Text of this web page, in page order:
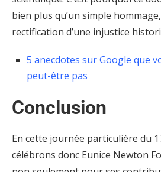
bien plus qu’un simple
rectification d’une injustice
5 anecdotes sur Google que
peut-être pas
Conclusion
En cette journée particulière du
célébrons donc Eunice Newton